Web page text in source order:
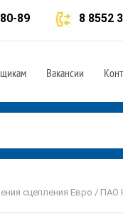
8 8552
89
Вакансии
сцепления Евро / ПАО